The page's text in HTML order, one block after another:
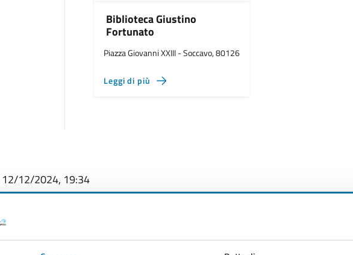
Biblioteca Giustino
Fortunato
Piazza Giovanni XXIII - Soccavo, 80126
Leggi di più
12/12/2024, 19:34